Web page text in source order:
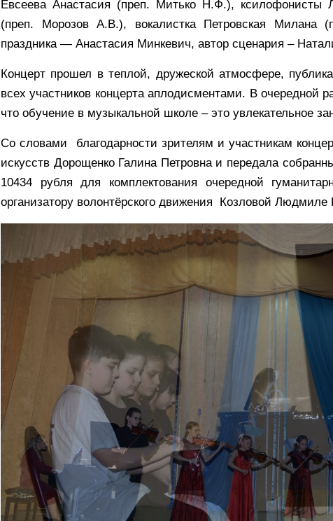
Евсеева Анастасия (преп. Митько Н.Ф.), ксилофонисты
(преп. Морозов А.В.), вокалистка Петровская Милана
праздника — Анастасия Минкевич, автор сценария –
Концерт прошел в теплой, дружеской атмосфере,
всех участников концерта аплодисментами. В очередной
что обучение в музыкальной школе – это увлекательное
Со словами благодарности зрителям и участникам
искусств Дорощенко Галина Петровна и передала
10434 рубля для комплектования очередной
организатору волонтёрского движения Козловой Людмиле